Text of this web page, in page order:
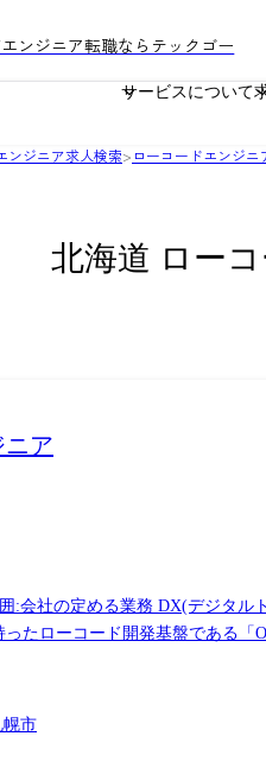
ンジニア転職ならテックゴー
サービスについて
ンジニア求人検索> ローコードエンジニ
北海道 ロー
ニア
や柔軟かつ迅速なシステム対応が求められています。その中
たローコード開発基盤である「
務設計などの上流工程で、実
ザーにとって使い勝手の良いアプリを創造
幌市